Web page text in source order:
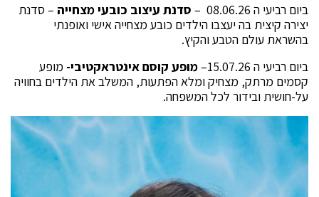
ביום רביעי ה 08.06.26 –
סדנת עיצוב כובעי מצחייה– סדנת
יצירה קיצית בה יעצבו הילדים כובע מצחייה אישי ואופנתי
בהשראת עולם הטבע והקיץ.
ביום רביעי ה 15.07.26–
מופע קוסם אינטראקטיבי- מופע
קסמים מרתק, מצחיק ומלא הפתעות, המשלב את הילדים בחוויה
על-חושית ובידור לכל המשפחה.